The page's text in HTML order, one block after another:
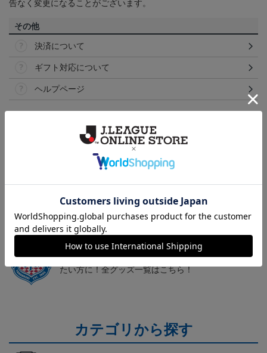
告なく変更になることがございます。
その他
決済について
ギフト対応について
ヘルプページ
甲府
の必須アイテム！
甲府
ヴァンフォーレ甲府のすべてのグッズをチェックし
たい方に！全グッズ一覧はこちら！
カテゴリから探す